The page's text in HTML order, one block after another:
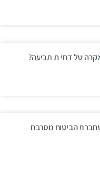
של דחיית תביעה?
הביטוח מסרבת